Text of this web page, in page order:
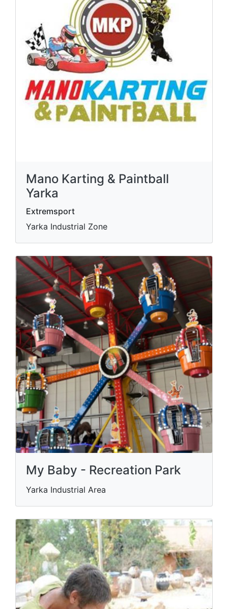
Mano Karting & Paintball
Yarka
Extremsport
Yarka Industrial Zone
My Baby - Recreation Park
Yarka Industrial Area